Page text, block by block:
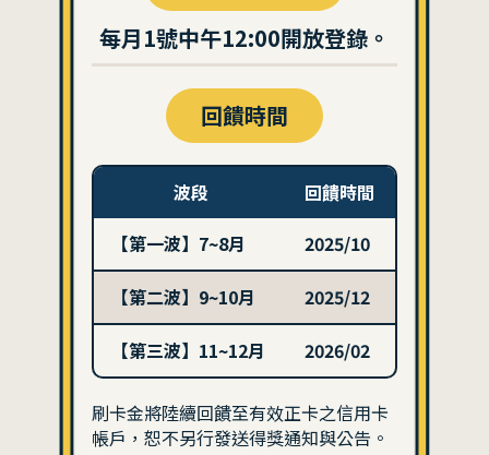
每月1號中午12:00開放登錄。
回饋時間
波段
回饋時間
【第一波】7~8月
2025/10
【第二波】9~10月 2025/12
【第三波】11~12月 2026/02
刷卡金將陸續回饋至有效正卡之信用卡
帳戶，恕不另行發送得獎通知與公告。